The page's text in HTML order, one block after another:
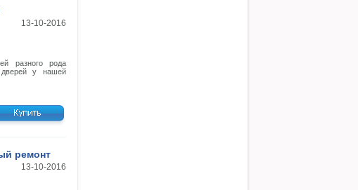
13-10-2016
разного рода
у нашей
ремонт
13-10-2016